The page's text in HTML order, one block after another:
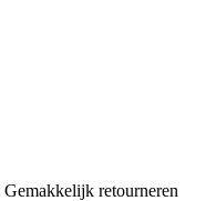
Gemakkelijk retourneren